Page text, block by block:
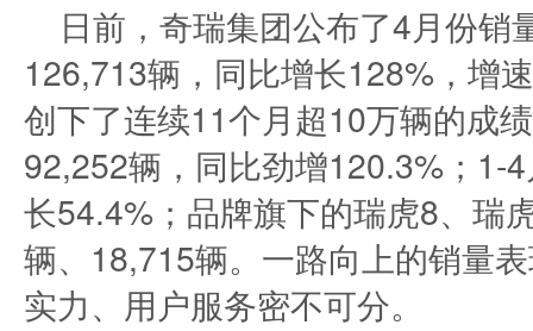
日前，奇瑞集团公布了4月份
126,713辆，同比增长128%，增
创下了连续11个月超10万辆的成
92,252辆，同比劲增120.3%；1-
长54.4%；品牌旗下的瑞虎8、瑞
辆、18,715辆。一路向上的销量
实力、用户服务密不可分。